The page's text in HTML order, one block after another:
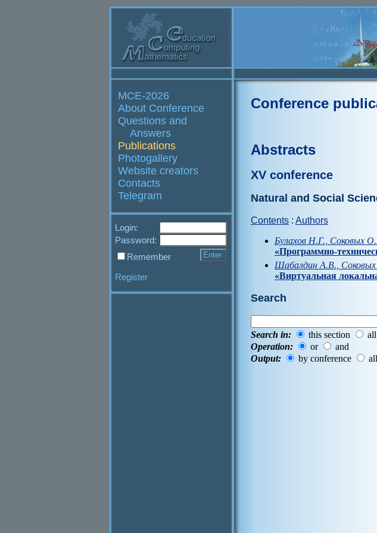
MCE-2026
About Conference
Questions and
Answers
Publications
Photogallery
Website creators
Contacts
Telegram
Login:
Password:
Remember
Register
Conference
Abstracts
XV conference
Natural and Social
Contents : Authors
Булахов Н.Г., Соковых
«Программно-
Шабалдин А.В.,
«Bиртуальная
Search
Search in: this section
Operation:
or
and
Output:
by conference